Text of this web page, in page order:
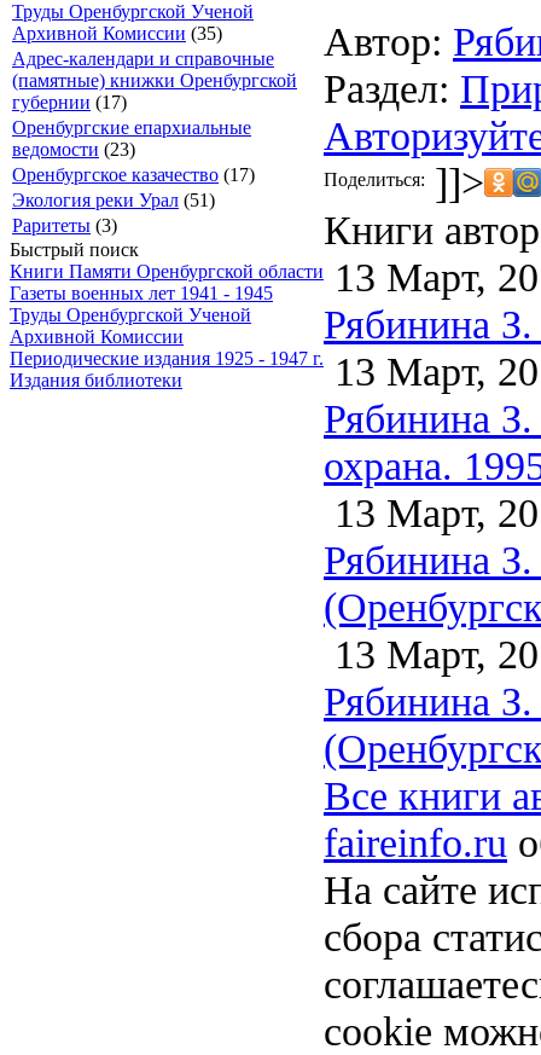
Труды Оренбургской Ученой
Архивной Комиссии (35)
Адрес-календари и справочные
(памятные) книжки Оренбургской
губернии (17)
Оренбургские епархиальные
ведомости (23)
Оренбургское казачество (17)
Экология реки Урал (51)
Раритеты (3)
Быстрый поиск
Книги Памяти Оренбургской области
Газеты военных лет 1941 - 1945
Труды Оренбургской Ученой
Архивной Комиссии
Периодические издания 1925 - 1947 г.
Издания библиотеки
Автор:
Раздел:
Поделиться: ]]>
Книги
13 Март,
Рябинина
13 Март,
Рябинина
охрана.
13 Март,
Рябинина
13 Март,
Рябинина
Все книги
faireinfo.ru
На сайте
сбора
cookie